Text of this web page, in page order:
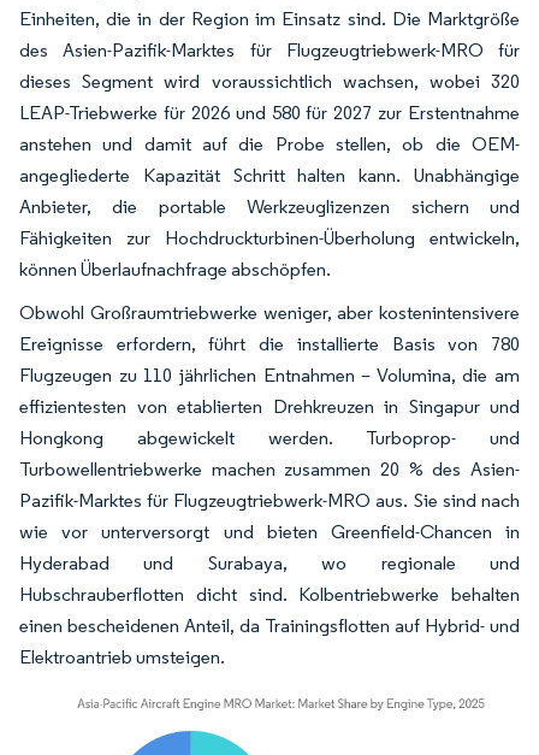
Einheiten, die in der Region im Einsatz sind. Die Marktgröße
des Asien-Pazifik-Marktes für Flugzeugtriebwerk-MRO für
dieses Segment wird voraussichtlich wachsen, wobei 320
LEAP-Triebwerke für 2026 und 580 für 2027 zur Erstentnahme
anstehen und damit auf die Probe stellen, ob die OEM-
angegliederte Kapazität Schritt halten kann. Unabhängige
Anbieter, die portable Werkzeuglizenzen sichern und
Fähigkeiten zur Hochdruckturbinen-Überholung entwickeln,
können Überlaufnachfrage abschöpfen.
Obwohl Großraumtriebwerke weniger, aber kostenintensivere
Ereignisse erfordern, führt die installierte Basis von 780
Flugzeugen zu 110 jährlichen Entnahmen – Volumina, die am
effizientesten von etablierten Drehkreuzen in Singapur und
Hongkong abgewickelt werden. Turboprop- und
Turbowellentriebwerke machen zusammen 20 % des Asien-
Pazifik-Marktes für Flugzeugtriebwerk-MRO aus. Sie sind nach
wie vor unterversorgt und bieten Greenfield-Chancen in
Hyderabad und Surabaya, wo regionale und
Hubschrauberflotten dicht sind. Kolbentriebwerke behalten
einen bescheidenen Anteil, da Trainingsflotten auf Hybrid- und
Elektroantrieb umsteigen.